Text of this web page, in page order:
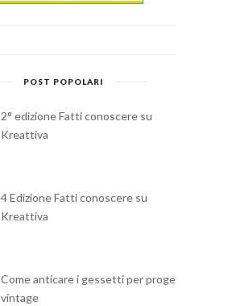
POST POPOLARI
2° edizione Fatti conoscere su
Kreattiva
4 Edizione Fatti conoscere su
Kreattiva
Come anticare i gessetti per progetti
vintage